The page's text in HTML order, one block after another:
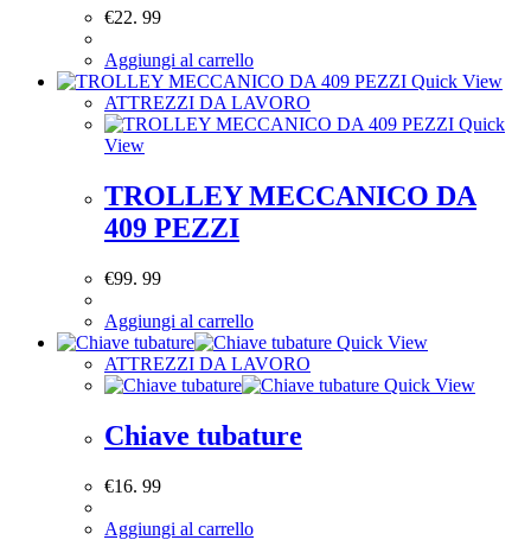
€22. 99
Aggiungi al carrello
Quick View
ATTREZZI DA LAVORO
Quick
View
TROLLEY MECCANICO DA
409 PEZZI
€99. 99
Aggiungi al carrello
Quick View
ATTREZZI DA LAVORO
Quick View
Chiave tubature
€16. 99
Aggiungi al carrello